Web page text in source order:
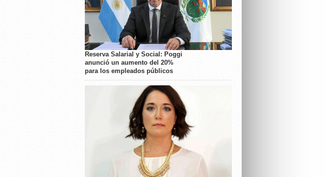
Reserva Salarial y Social: Poggi
anunció un aumento del 20%
para los empleados públicos